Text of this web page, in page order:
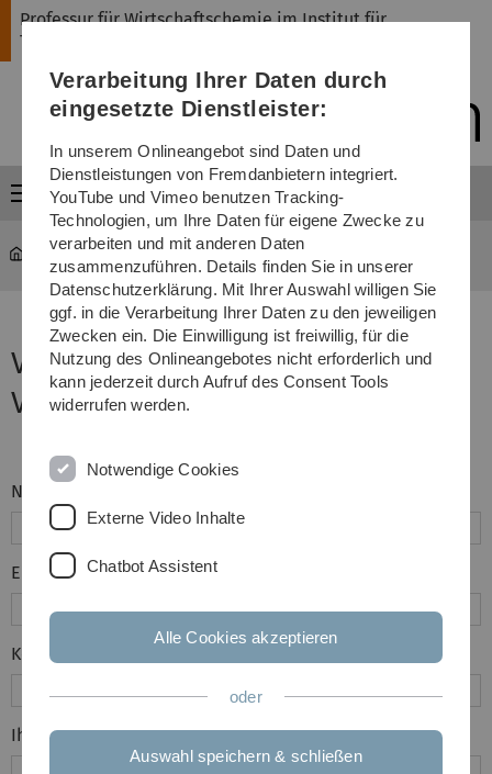
Direkt
Direkt
Direkt
(Sprache,
Drucken,
Media)
Direkt
Direkt
Professur für Wirtschaftschemie im Institut für
Theoretische Chemie
Menü
Verbindliche Anmeldung zum
Vernetzungstreffen
Name
Emailadresse
Kommune
Ihre Antwort:
Verarbeitung Ihrer Daten durch
eingesetzte Dienstleister:
In unserem Onlineangebot sind Daten und
Dienstleistungen von Fremdanbietern integriert.
YouTube und Vimeo benutzen Tracking-
Technologien, um Ihre Daten für eigene Zwecke zu
verarbeiten und mit anderen Daten
zusammenzuführen. Details finden Sie in unserer
Datenschutzerklärung. Mit Ihrer Auswahl willigen Sie
ggf. in die Verarbeitung Ihrer Daten zu den jeweiligen
Zwecken ein. Die Einwilligung ist freiwillig, für die
Nutzung des Onlineangebotes nicht erforderlich und
kann jederzeit durch Aufruf des Consent Tools
widerrufen werden.
Notwendige Cookies
Externe Video Inhalte
Chatbot Assistent
Alle Cookies akzeptieren
oder
Auswahl speichern & schließen